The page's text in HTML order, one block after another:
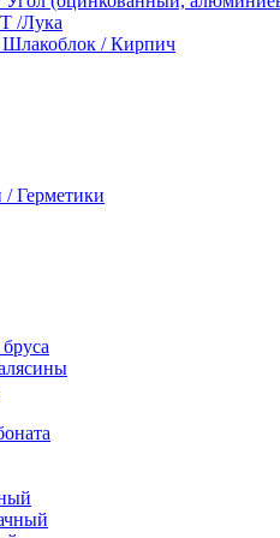
/Лука
Шлакоблок / Кирпич
Герметики